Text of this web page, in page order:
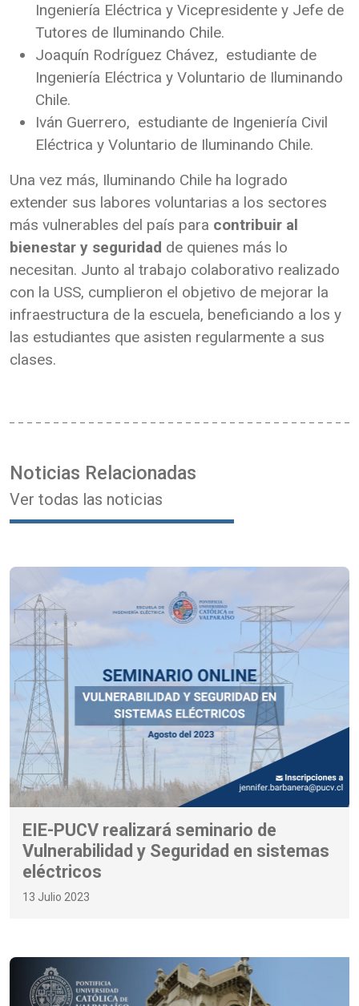
Ingeniería Eléctrica y Vicepresidente y Jefe de
Tutores de Iluminando Chile.
Joaquín Rodríguez Chávez, estudiante de
Ingeniería Eléctrica y Voluntario de Iluminando
Chile.
Iván Guerrero, estudiante de Ingeniería Civil
Eléctrica y Voluntario de Iluminando Chile.
Una vez más, Iluminando Chile ha logrado
extender sus labores voluntarias a los sectores
más vulnerables del país para contribuir al
bienestar y seguridad de quienes más lo
necesitan. Junto al trabajo colaborativo realizado
con la USS, cumplieron el objetivo de mejorar la
infraestructura de la escuela, beneficiando a los y
las estudiantes que asisten regularmente a sus
clases.
Noticias Relacionadas
Ver todas las noticias
EIE-PUCV realizará seminario de
Vulnerabilidad y Seguridad en sistemas
eléctricos
13 Julio 2023